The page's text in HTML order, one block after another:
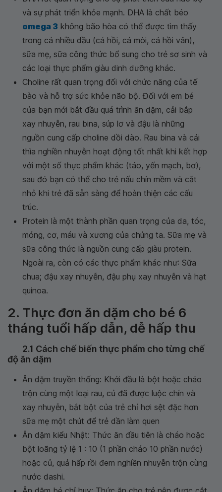
và sự phát triển khỏe mạnh. DHA là chất béo
omega 3 không bão hòa có thể được tìm thấy
trong cá nhiều dầu (cá hồi, cá mòi, cá hồi vân),
sữa mẹ, sữa công thức bổ sung cho trẻ sơ sinh và
các loại thực phẩm giàu dinh dưỡng khác.
Choline rất quan trọng đối với chức năng của tế
bào và hỗ trợ sức khỏe não bộ. Đối với em bé
của bạn mới bắt đầu quá trình ăn dặm, cải bắp
xay nhuyễn, rau bina, súp lơ và đậu là những
nguồn cung cấp choline dồi dào. Rau bina và cải
thìa nghiền nhuyễn hoạt động tốt nhất khi kết hợp
với một số thực phẩm khác (táo, yến mạch, bơ),
sau đó bạn có thể cho trẻ nấu chín mềm và cắt
nhỏ khi trẻ đã sẵn sàng để hoàn thiện các cấu
trúc.
Protein là một thành phần quan trọng của da, tóc,
móng, cơ, máu và xương của chúng ta. Sữa mẹ và
sữa công thức là nguồn cung cấp giàu protein.
Ngoài ra, còn có các thực phẩm khác như: Sữa
chua; đậu xay nhuyễn, đậu phụ xay nhuyễn và hạt
quinoa.
2. Thực đơn ăn dặm cho bé 6
tháng tuổi hấp dẫn, dễ hấp thu
2.1 Cách chế biến thực phẩm cho từng chế
độ ăn dặm
Ăn dặm truyền thống: Khởi đầu là bột hoặc cháo
trộn cùng một loại rau, củ đã được luộc chín và
xay nhuyễn, bắt bột của trẻ chỉ hơi sệt đặc hơn
sữa mẹ một chút để trẻ dần làm quen
Ăn dặm kiểu Nhật: Thức ăn đầu tiên là cháo hoặc
bột loãng tỷ lệ 1 : 10 (1 phần cháo 10 phần nước)
hoặc củ, quả hấp rồi đem nghiền nhuyễn trộn cùng
nước dashi.